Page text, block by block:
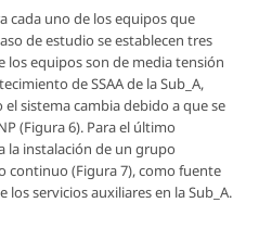
cada uno de los equipos que
de estudio se establecen tres
los equipos son de media tensión
de SSAA de la Sub_A,
el sistema cambia debido a que se
(Figura 6). Para el último
la instalación de un grupo
continuo (Figura 7), como fuente
servicios auxiliares en la Sub_A.